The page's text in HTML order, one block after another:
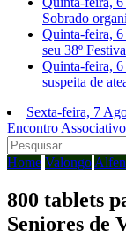
Sobrado
Quinta-feira,
seu 38º
Quinta-feira,
suspeita de
Sexta-feira, 7
Encontro
Pesquisar
por:
Home Valongo
800 tablets
Seniores de